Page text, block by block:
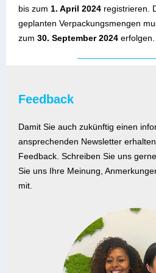
bis zum 1. April 2024 registrieren.
geplanten Verpackungsmengen
zum 30. September 2024 erfolgen.
Feedback
Damit Sie auch zukünftig einen
ansprechenden Newsletter
Feedback. Schreiben Sie uns
Sie uns Ihre Meinung,
mit.